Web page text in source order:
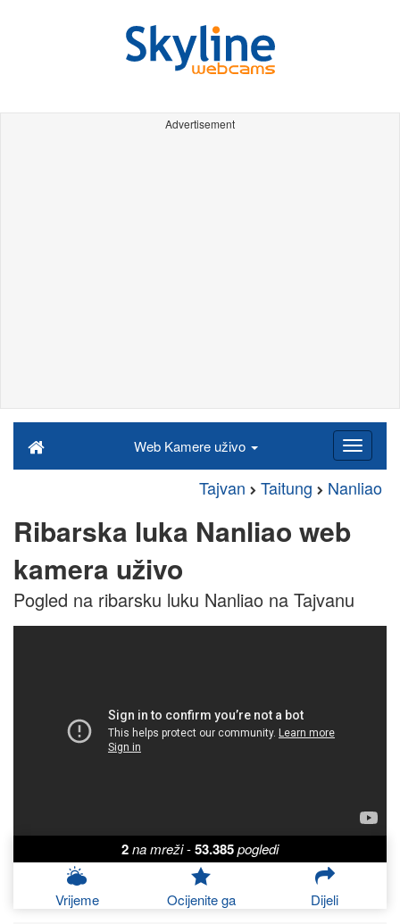
Advertisement
Web Kamere uživo
Tajvan Taitung Nanliao
Ribarska luka Nanliao web
kamera uživo
Pogled na ribarsku luku Nanliao na Tajvanu
2na mreži-53.385pogledi
Vrijeme Ocijenite ga Dijeli